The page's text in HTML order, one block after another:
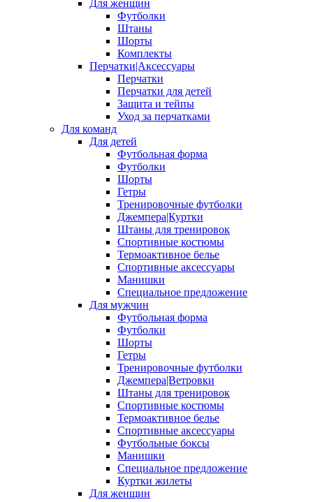
Для женщин
Футболки
Штаны
Шорты
Комплекты
Перчатки|Аксессуары
Перчатки
Перчатки для детей
Защита и тейпы
Уход за перчатками
Для команд
Для детей
Футбольная форма
Футболки
Шорты
Гетры
Тренировочные футболки
Джемпера|Куртки
Штаны для тренировок
Спортивные костюмы
Термоактивное белье
Спортивные аксессуары
Манишки
Специальное предложение
Для мужчин
Футбольная форма
Футболки
Шорты
Гетры
Тренировочные футболки
Джемпера|Ветровки
Штаны для тренировок
Спортивные костюмы
Термоактивное белье
Спортивные аксессуары
Футбольные боксы
Манишки
Специальное предложение
Куртки жилеты
Для женщин